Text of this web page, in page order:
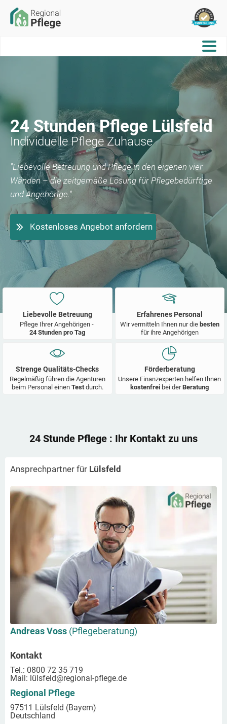
24 Stunden Pflege Lülsfeld
Individuelle Pflege Zuhause
"Liebevolle Betreuung und Pflege in den eigenen vier
Wänden – die zeitgemäße Lösung für Pflegebedürftige
und Angehörige."
Kostenloses Angebot anfordern
Liebevolle Betreuung
Pflege Ihrer Angehörigen -
24 Stunden pro Tag
Erfahrenes Personal
Wir vermitteln Ihnen nur die besten
für ihre Angehörigen
Strenge Qualitäts-Checks
Regelmäßig führen die Agenturen
beim Personal einen Test durch.
Förderberatung
Unsere Finanzexperten helfen Ihnen
kostenfrei bei derBeratung
24 Stunde Pflege : Ihr Kontakt zu uns
Ansprechpartner für Lülsfeld
Andreas Voss (Pflegeberatung)
Kontakt
Tel.: 0800 72 35 719
Mail: lülsfeld@regional-pflege.de
Regional Pflege
97511 Lülsfeld (Bayern)
Deutschland